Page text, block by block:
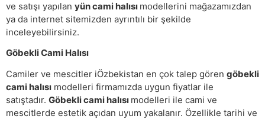
ve satışı yapılan yün cami halısı modellerini mağazamızdan
ya da internet sitemizden ayrıntılı bir şekilde
inceleyebilirsiniz.
Göbekli Cami Halısı
Camiler ve mescitler iÖzbekistan en çok talep gören göbekli
cami halısı modelleri firmamızda uygun fiyatlar ile
satıştadır. Göbekli cami halısı modelleri ile cami ve
mescitlerde estetik açıdan uyum yakalanır. Özellikle tarihi ve